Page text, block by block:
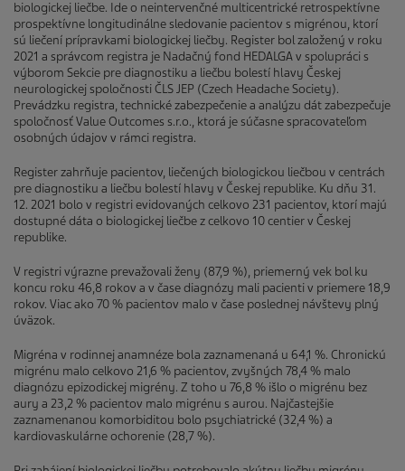
biologickej liečbe. Ide o neintervenčné multicentrické retrospektívne
prospektívne longitudinálne sledovanie pacientov s migrénou, ktorí
sú liečení prípravkami biologickej liečby. Register bol založený v roku
2021 a správcom registra je Nadačný fond HEDALGA v spolupráci s
výborom Sekcie pre diagnostiku a liečbu bolestí hlavy Českej
neurologickej spoločnosti ČLS JEP (Czech Headache Society).
Prevádzku registra, technické zabezpečenie a analýzu dát zabezpečuje
spoločnosť Value Outcomes s.r.o., ktorá je súčasne spracovateľom
osobných údajov v rámci registra.
Register zahrňuje pacientov, liečených biologickou liečbou v centrách
pre diagnostiku a liečbu bolestí hlavy v Českej republike. Ku dňu 31.
12. 2021 bolo v registri evidovaných celkovo 231 pacientov, ktorí majú
dostupné dáta o biologickej liečbe z celkovo 10 centier v Českej
republike.
V registri výrazne prevažovali ženy (87,9 %), priemerný vek bol ku
koncu roku 46,8 rokov a v čase diagnózy mali pacienti v priemere 18,9
rokov. Viac ako 70 % pacientov malo v čase poslednej návštevy plný
úväzok.
Migréna v rodinnej anamnéze bola zaznamenaná u 64,1 %. Chronickú
migrénu malo celkovo 21,6 % pacientov, zvyšných 78,4 % malo
diagnózu epizodickej migrény. Z toho u 76,8 % išlo o migrénu bez
aury a 23,2 % pacientov malo migrénu s aurou. Najčastejšie
zaznamenanou komorbiditou bolo psychiatrické (32,4 %) a
kardiovaskulárne ochorenie (28,7 %).